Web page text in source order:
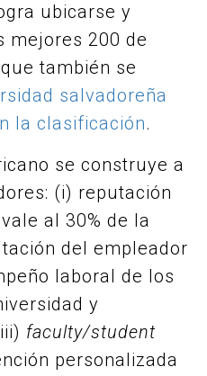
ubicarse y
mejores 200 de
también se
salvadoreña
la clasificación.
se construye a
(i) reputación
al 30% de la
del empleador
laboral de los
y
faculty/student
personalizada